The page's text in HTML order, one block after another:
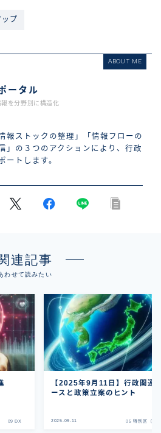
プ
ABOUT ME
ータル
を分野別に構造化
報ストックの整理」「情報フローの
」の３つのアクションにより、行政
ートします。
連記事
わせて読みたい
09 DX
【2025年9月11日】行政関連
ースと政策立案のヒント
2025.09.11 05 特別区（23